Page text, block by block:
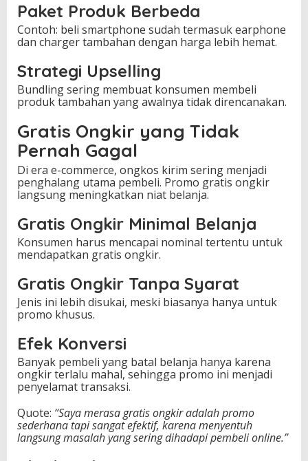
Paket Produk Berbeda
Contoh: beli smartphone sudah termasuk earphone
dan charger tambahan dengan harga lebih hemat.
Strategi Upselling
Bundling sering membuat konsumen membeli
produk tambahan yang awalnya tidak direncanakan.
Gratis Ongkir yang Tidak
Pernah Gagal
Di era e-commerce, ongkos kirim sering menjadi
penghalang utama pembeli. Promo gratis ongkir
langsung meningkatkan niat belanja.
Gratis Ongkir Minimal Belanja
Konsumen harus mencapai nominal tertentu untuk
mendapatkan gratis ongkir.
Gratis Ongkir Tanpa Syarat
Jenis ini lebih disukai, meski biasanya hanya untuk
promo khusus.
Efek Konversi
Banyak pembeli yang batal belanja hanya karena
ongkir terlalu mahal, sehingga promo ini menjadi
penyelamat transaksi.
Quote: “Saya merasa gratis ongkir adalah promo
sederhana tapi sangat efektif, karena menyentuh
langsung masalah yang sering dihadapi pembeli online.”